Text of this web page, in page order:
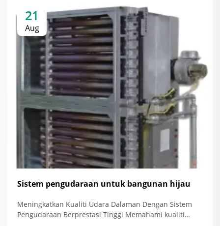
21
Aug
Sistem pengudaraan untuk bangunan hijau
Meningkatkan Kualiti Udara Dalaman Dengan Sistem
Pengudaraan Berprestasi Tinggi Memahami kualiti